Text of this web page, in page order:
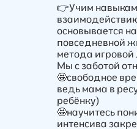
👉Учим
основывается
повседневной
метода игровой
Мы с заботой
🤩свободное
ведь мама в
ребёнку)
🤩научитесь
интенсива